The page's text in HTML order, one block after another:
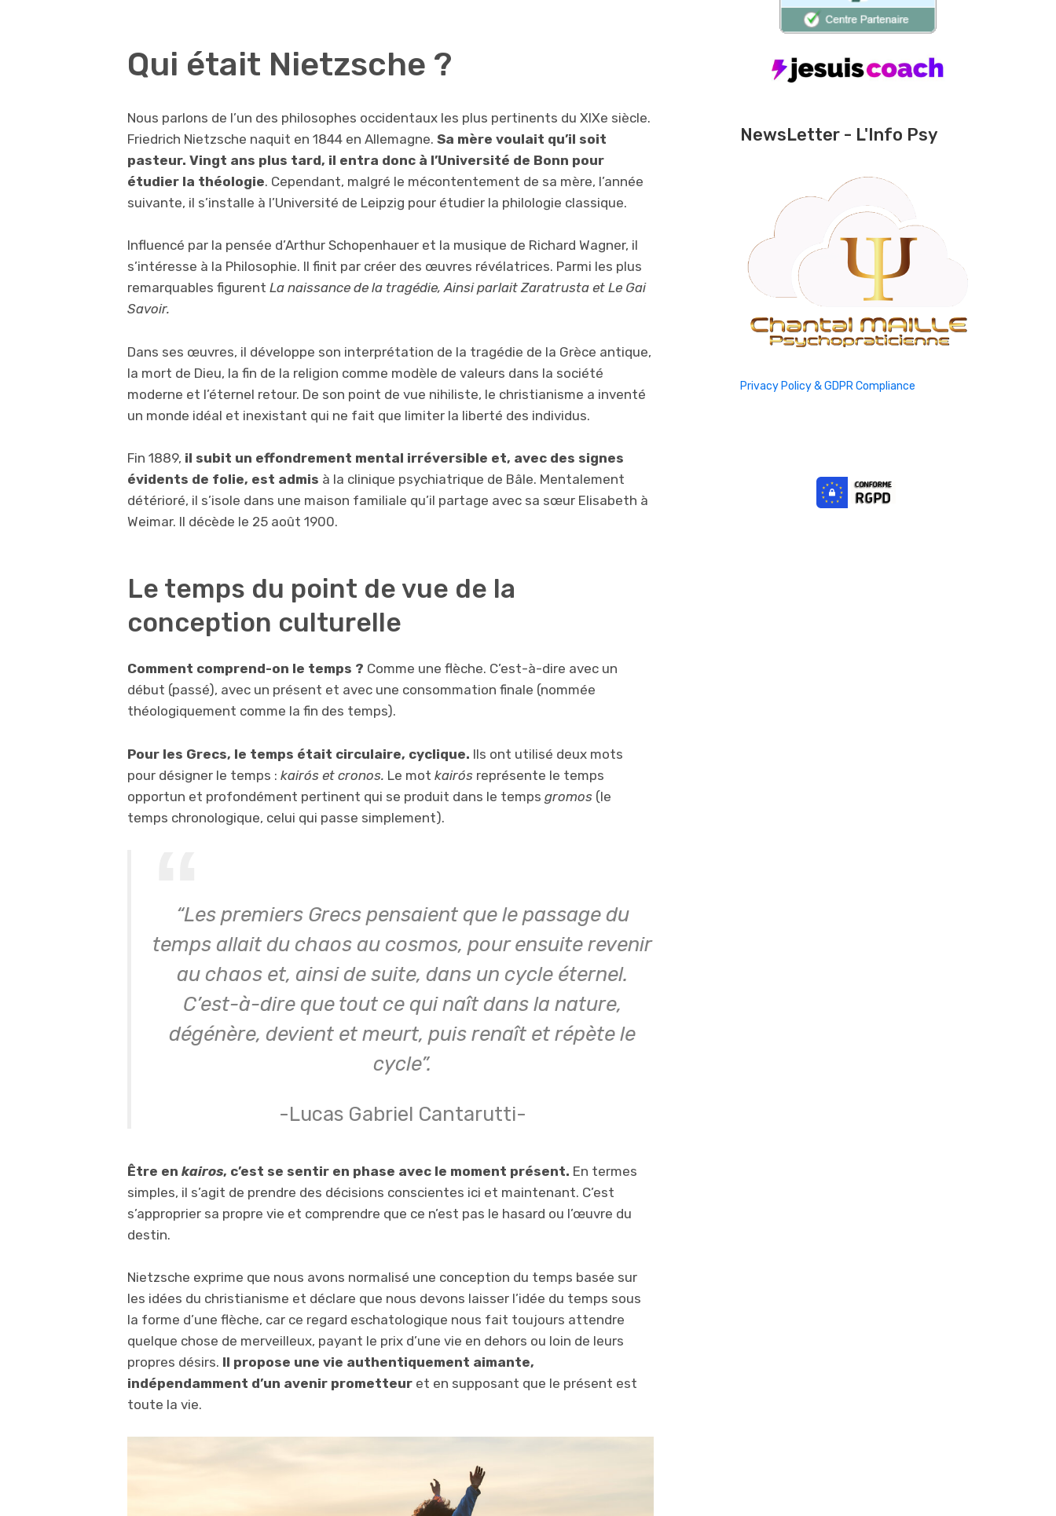
Qui était Nietzsche ?
Nous parlons de l’un des philosophes occidentaux les plus pertinents du XIXe siècle.
Friedrich Nietzsche naquit en 1844 en Allemagne. Sa mère voulait qu’il soit
pasteur. Vingt ans plus tard, il entra donc à l’Université de Bonn pour
étudier la théologie. Cependant, malgré le mécontentement de sa mère, l’année
suivante, il s’installe à l’Université de Leipzig pour étudier la philologie classique.
Influencé par la pensée d’Arthur Schopenhauer et la musique de Richard Wagner, il
s’intéresse à la Philosophie. Il finit par créer des œuvres révélatrices. Parmi les plus
remarquables figurent La naissance de la tragédie, Ainsi parlait Zaratrusta et Le Gai
Savoir.
Dans ses œuvres, il développe son interprétation de la tragédie de la Grèce antique,
la mort de Dieu, la fin de la religion comme modèle de valeurs dans la société
moderne et l’éternel retour. De son point de vue nihiliste, le christianisme a inventé
un monde idéal et inexistant qui ne fait que limiter la liberté des individus.
Fin 1889, il subit un effondrement mental irréversible et, avec des signes
évidents de folie, est admis à la clinique psychiatrique de Bâle. Mentalement
détérioré, il s’isole dans une maison familiale qu’il partage avec sa sœur Elisabeth à
Weimar. Il décède le 25 août 1900.
Le temps du point de vue de la
conception culturelle
Comment comprend-on le temps ? Comme une flèche. C’est-à-dire avec un
début (passé), avec un présent et avec une consommation finale (nommée
théologiquement comme la fin des temps).
Pour les Grecs, le temps était circulaire, cyclique. Ils ont utilisé deux mots
pour désigner le temps : kairós et cronos. Le mot kairós représente le temps
opportun et profondément pertinent qui se produit dans le temps gromos (le
temps chronologique, celui qui passe simplement).
“Les premiers Grecs pensaient que le passage du
temps allait du chaos au cosmos, pour ensuite revenir
au chaos et, ainsi de suite, dans un cycle éternel.
C’est-à-dire que tout ce qui naît dans la nature,
dégénère, devient et meurt, puis renaît et répète le
cycle”.
-Lucas Gabriel Cantarutti-
Être en kairos, c’est se sentir en phase avec le moment présent. En termes
simples, il s’agit de prendre des décisions conscientes ici et maintenant. C’est
s’approprier sa propre vie et comprendre que ce n’est pas le hasard ou l’œuvre du
destin.
Nietzsche exprime que nous avons normalisé une conception du temps basée sur
les idées du christianisme et déclare que nous devons laisser l’idée du temps sous
la forme d’une flèche, car ce regard eschatologique nous fait toujours attendre
quelque chose de merveilleux, payant le prix d’une vie en dehors ou loin de leurs
propres désirs. Il propose une vie authentiquement aimante,
indépendamment d’un avenir prometteur et en supposant que le présent est
toute la vie.
NewsLetter - L'Info Psy
Privacy Policy & GDPR Compliance